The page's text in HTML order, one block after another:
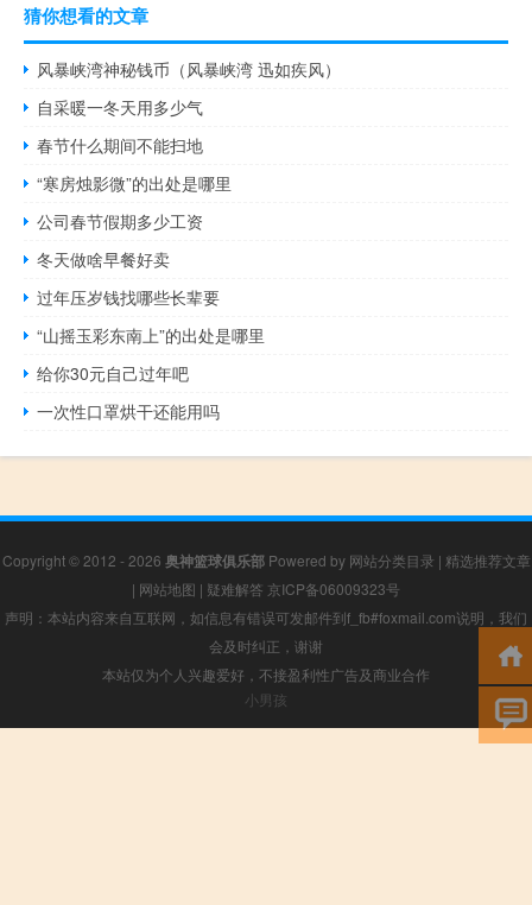
猜你想看的文章
风暴峡湾神秘钱币（风暴峡湾 迅如疾风）
自采暖一冬天用多少气
春节什么期间不能扫地
“寒房烛影微”的出处是哪里
公司春节假期多少工资
冬天做啥早餐好卖
过年压岁钱找哪些长辈要
“山摇玉彩东南上”的出处是哪里
给你30元自己过年吧
一次性口罩烘干还能用吗
Copyright © 2012 - 2026 奥神篮球俱乐部Powered by 网站分类目录 | 精选推荐文章
| 网站地图 | 疑难解答 京ICP备06009323号
声明：本站内容来自互联网，如信息有错误可发邮件到f_fb#foxmail.com说明，我们
会及时纠正，谢谢
本站仅为个人兴趣爱好，不接盈利性广告及商业合作
小男孩